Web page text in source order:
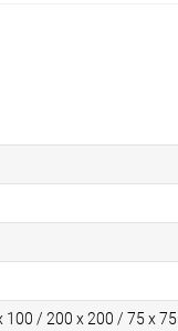
100 / 200 х 200 / 75 х 75